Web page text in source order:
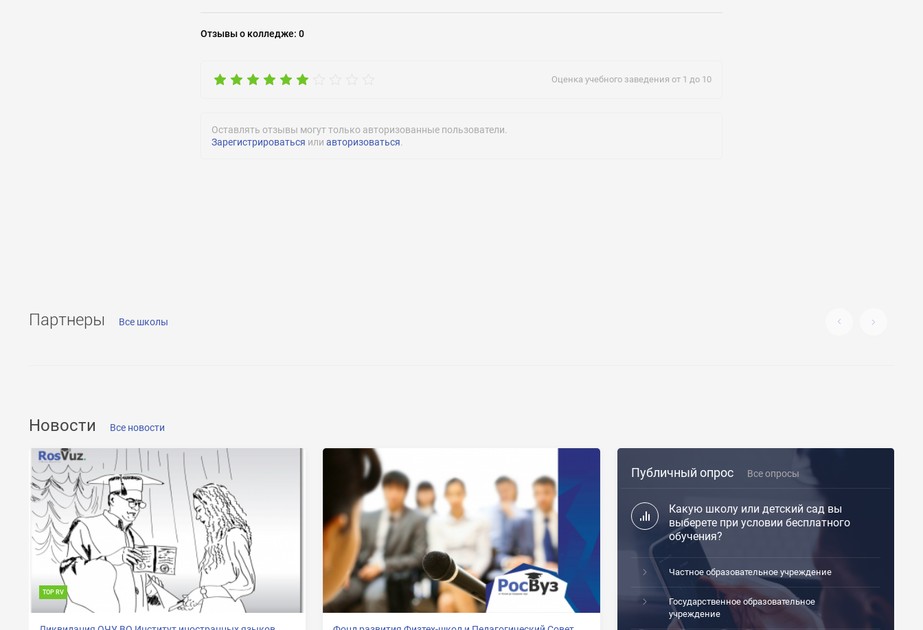
Отзывыо колледже: 0
Оценка учебного заведения от 1 до 10
Оставлять отзывы могут только авторизованные пользователи.
Зарегистрироваться или авторизоваться.
Партнеры Все школы
Задать вопрос
ОТПРАВИТЬ
Нажимая на кнопку «Отправить» я даю согласие
на обработку моих персональных данных